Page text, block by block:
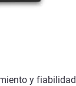
y fiabilidad